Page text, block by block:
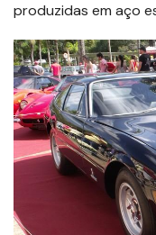
produzidas em aço